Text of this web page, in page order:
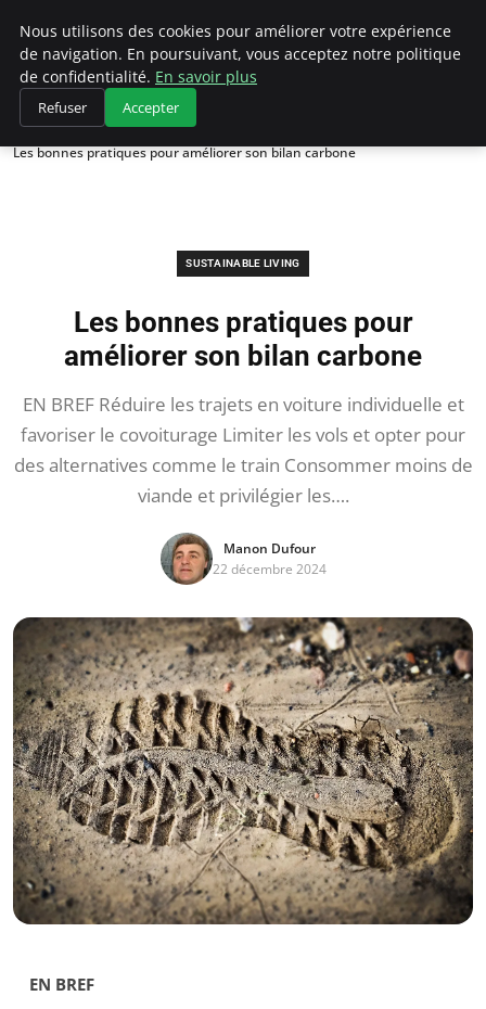
Climategatecountryclub.com
Accueil
Sustainable Living
Les bonnes pratiques pour améliorer son bilan carbone
SUSTAINABLE LIVING
Les bonnes pratiques pour
améliorer son bilan carbone
EN BREF Réduire les trajets en voiture individuelle et
favoriser le covoiturage Limiter les vols et opter pour
des alternatives comme le train Consommer moins de
viande et privilégier les….
Manon Dufour
22 décembre 2024
EN BREF
Nous utilisons des cookies pour améliorer votre expérience
de navigation. En poursuivant, vous acceptez notre politique
de confidentialité. En savoir plus
Refuser Accepter